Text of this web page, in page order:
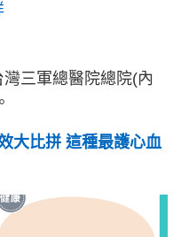
三軍總醫院總院(內
大比拼 這種最護心血